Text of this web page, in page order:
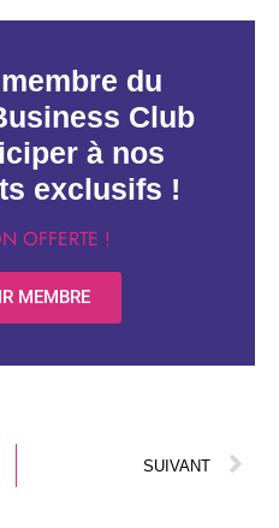
du
Club
à nos
exclusifs !
OFFERTE !
MEMBRE
SUIVANT